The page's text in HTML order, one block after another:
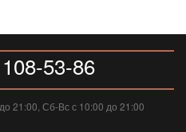
53-86
21:00, Сб-Вс с 10:00 до 21:00